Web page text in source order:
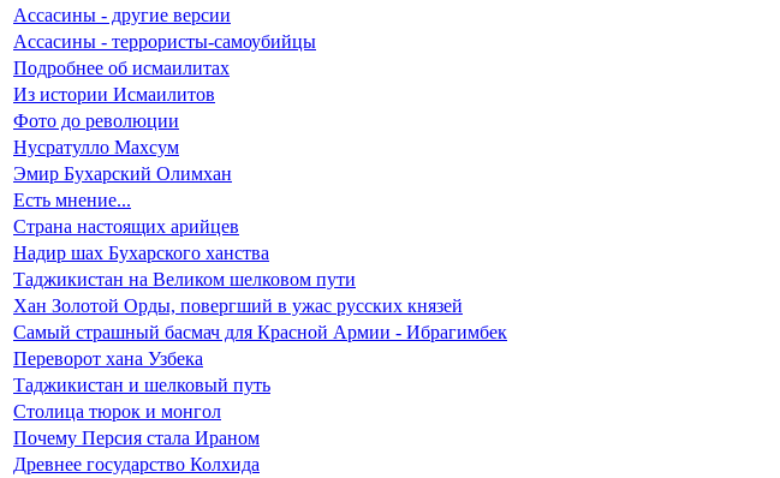
Ассасины - другие версии
Ассасины - террористы-самоубийцы
Подробнее об исмаилитах
Из истории Исмаилитов
Фото до революции
Нусратулло Махсум
Эмир Бухарский Олимхан
Есть мнение...
Страна настоящих арийцев
Надир шах Бухарского ханства
Таджикистан на Великом шелковом пути
Хан Золотой Орды, повергший в ужас русских князей
Самый страшный басмач для Красной Армии - Ибрагимбек
Переворот хана Узбека
Таджикистан и шелковый путь
Столица тюрок и монгол
Почему Персия стала Ираном
Древнее государство Колхида